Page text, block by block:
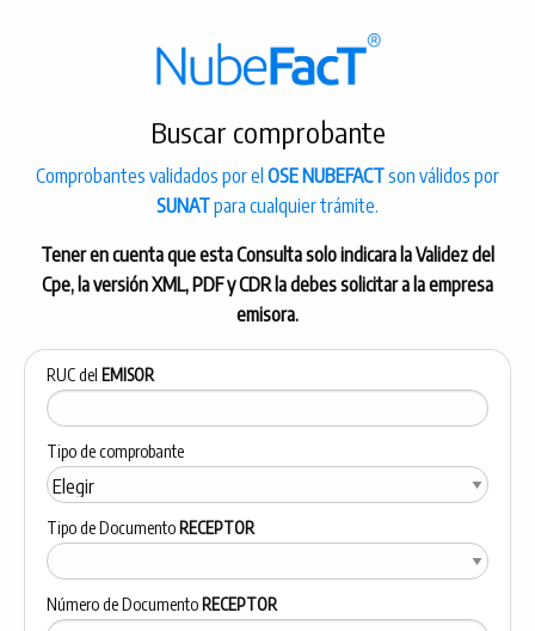
Buscar comprobante
Comprobantes validados por el OSE NUBEFACTson válidos por
SUNATpara cualquier trámite.
Tener en cuenta que esta Consulta solo indicara la Validez del
Cpe, la versión XML, PDF y CDR la debes solicitar a la empresa
emisora.
RUC del EMISOR
Tipo de comprobante
Tipo de DocumentoRECEPTOR
Número de DocumentoRECEPTOR